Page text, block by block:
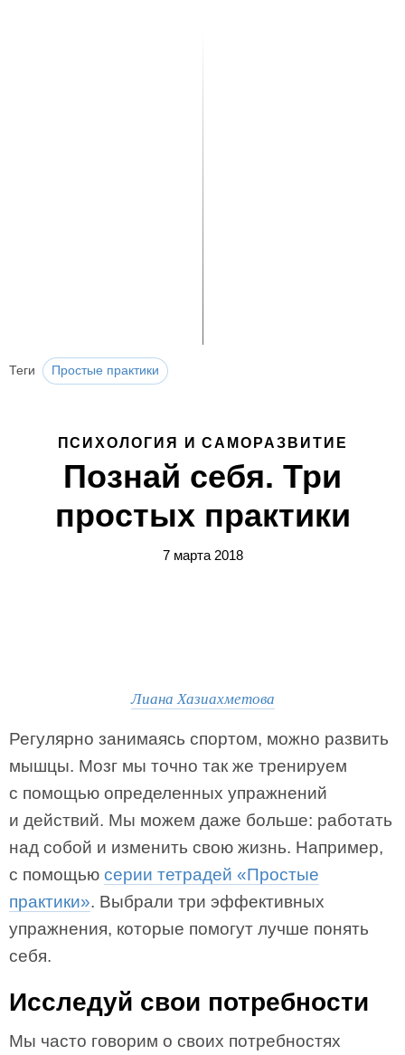
Теги Простые практики
ПСИХОЛОГИЯ И САМОРАЗВИТИЕ
Познай себя. Три
простых практики
7 марта 2018
Лиана Хазиахметова
Регулярно занимаясь спортом, можно развить
мышцы. Мозг мы точно так же тренируем
с помощью определенных упражнений
и действий. Мы можем даже больше: работать
над собой и изменить свою жизнь. Например,
с помощью серии тетрадей «Простые
практики». Выбрали три эффективных
упражнения, которые помогут лучше понять
себя.
Исследуй свои потребности
Мы часто говорим о своих потребностях